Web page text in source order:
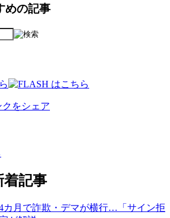
めの記事
着記事
カ月で詐欺・デマが横行…「サイン拒